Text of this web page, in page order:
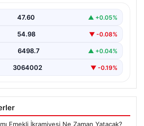
47.60 ▲ +0.05%
54.98 ▼ -0.08%
6498.7 ▲ +0.04%
3064002 ▼ -0.19%
Emekli İkramiyesi Ne Zaman Yatacak?